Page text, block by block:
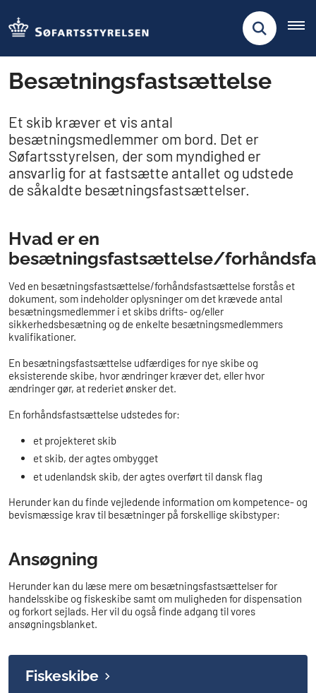
Besætningsfastsættelse
Et skib kræver et vis antal
besætningsmedlemmer om bord. Det er
Søfartsstyrelsen, der som myndighed er
ansvarlig for at fastsætte antallet og udstede
de såkaldte besætningsfastsættelser.
Hvad er en
besætningsfastsættelse/
Ved en besætningsfastsættelse/forhåndsfastsættelse forstås et
dokument, som indeholder oplysninger om det krævede antal
besætningsmedlemmer i et skibs drifts- og/eller
sikkerhedsbesætning og de enkelte besætningsmedlemmers
kvalifikationer.
En besætningsfastsættelse udfærdiges for nye skibe og
eksisterende skibe, hvor ændringer kræver det, eller hvor
ændringer gør, at rederiet ønsker det.
En forhåndsfastsættelse udstedes for:
et projekteret skib
et skib, der agtes ombygget
et udenlandsk skib, der agtes overført til dansk flag
Herunder kan du finde vejledende information om kompetence- og
bevismæssige krav til besætninger på forskellige skibstyper:
Ansøgning
Herunder kan du læse mere om besætningsfastsættelser for
handelsskibe og fiskeskibe samt om muligheden for dispensation
og forkort sejlads. Her vil du også finde adgang til vores
ansøgningsblanket.
Fiskeskibe